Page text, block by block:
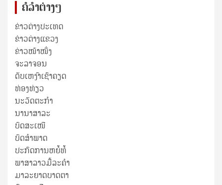
ຄໍລຳຕ່າງໆ
ຂ່າວຕ່າງປະເທດ
ຂ່າວ​ຕ່າງ​ແຂວງ
ຂ່າວໜ້າໜຶ່ງ
ຈະລາຈອນ
ດັບເຫງົາເຊົາຄຽດ
ທ່ອງທ່ຽວ
ນະວັດຕະກໍາ
ນານາສາລະ
ບົດສະເໜີ
ບົດສໍາພາດ
ປະກົດການຫຍໍ້ທໍ້
ພາສາລາວມື້ລະຄຳ
ມາລະຍາດບາດຕາ